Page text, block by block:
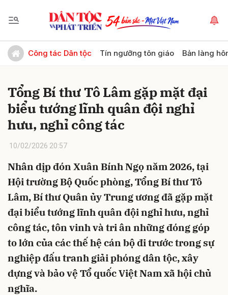
Công tác Dân tộc Tín ngưỡng tôn giáo Bản làng
Tổng Bí thư Tô Lâm gặp mặt đại
biểu tướng lĩnh quân đội nghỉ
hưu, nghỉ công tác
10/02/2026 20:57
Nhân dịp đón Xuân Bính Ngọ năm 2026, tại
Hội trường Bộ Quốc phòng, Tổng Bí thư Tô
Lâm, Bí thư Quân ủy Trung ương đã gặp mặt
đại biểu tướng lĩnh quân đội nghỉ hưu, nghỉ
công tác, tôn vinh và tri ân những đóng góp
to lớn của các thế hệ cán bộ đi trước trong sự
nghiệp đấu tranh giải phóng dân tộc, xây
dựng và bảo vệ Tổ quốc Việt Nam xã hội chủ
nghĩa.
Gửi bình luận